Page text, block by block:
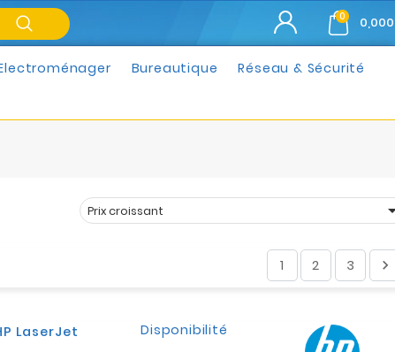
0
Bureautique Réseau & Sécurité
Prix croissant
1 2 3 
LaserJet
Disponibilité